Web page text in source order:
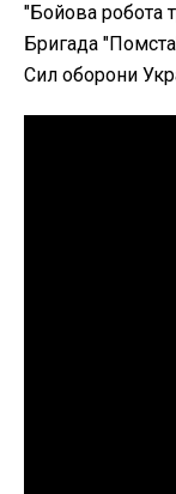
"Бойова робота
Бригада
Сил оборони